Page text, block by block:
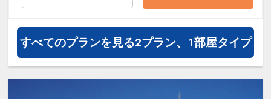
すべてのプランを見る2プラン、1部屋タイプ